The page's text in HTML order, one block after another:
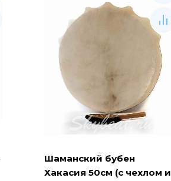
Шаманский бубен
Хакасия 50см (с чехлом и